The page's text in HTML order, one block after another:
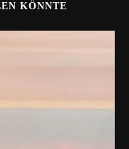
KÖNNTE